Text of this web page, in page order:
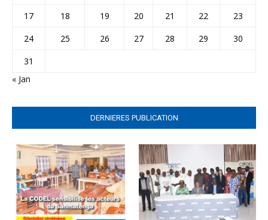
17
18 19 20 21 22
23
24
25 26 27 28 29
30
31
« Jan
DERNIERES PUBLICATION